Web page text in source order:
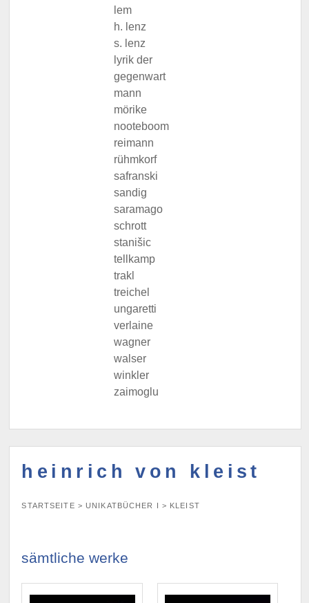
lem
h. lenz
s. lenz
lyrik der
gegenwart
mann
mörike
nooteboom
reimann
rühmkorf
safranski
sandig
saramago
schrott
stanišic
tellkamp
trakl
treichel
ungaretti
verlaine
wagner
walser
winkler
zaimoglu
heinrich von kleist
STARTSEITE >UNIKATBÜCHER I > KLEIST
sämtliche werke